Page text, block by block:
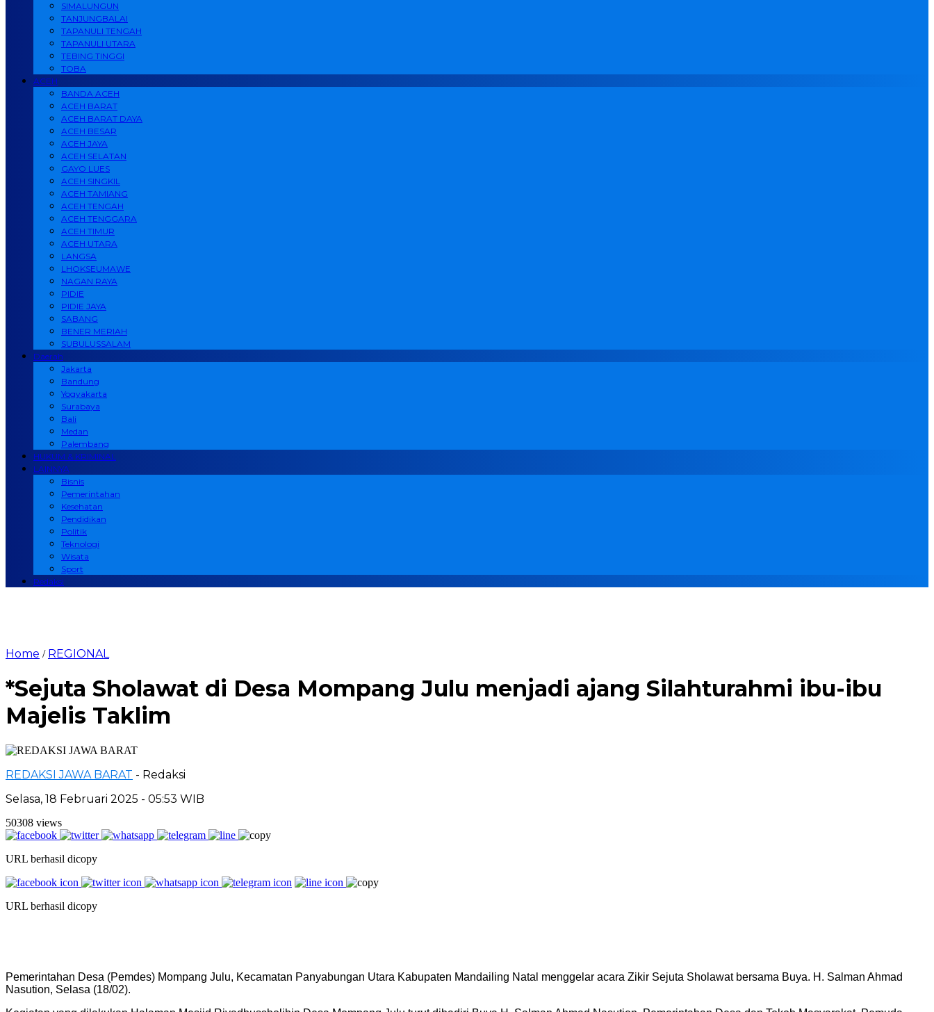
SIMALUNGUN
TANJUNGBALAI
TAPANULI TENGAH
TAPANULI UTARA
TEBING TINGGI
TOBA
ACEH
BANDA ACEH
ACEH BARAT
ACEH BARAT DAYA
ACEH BESAR
ACEH JAYA
ACEH SELATAN
GAYO LUES
ACEH SINGKIL
ACEH TAMIANG
ACEH TENGAH
ACEH TENGGARA
ACEH TIMUR
ACEH UTARA
LANGSA
LHOKSEUMAWE
NAGAN RAYA
PIDIE
PIDIE JAYA
SABANG
BENER MERIAH
SUBULUSSALAM
Daerah
Jakarta
Bandung
Yogyakarta
Surabaya
Bali
Medan
Palembang
HUKUM & KRIMINAL
LAINNYA
Bisnis
Pemerintahan
Kesehatan
Pendidikan
Politik
Teknologi
Wisata
Sport
Redaksi
Home / REGIONAL
*Sejuta Sholawat di Desa Mompang Julu menjadi ajang Silahturahmi ibu-ibu
Majelis Taklim
REDAKSI JAWA BARAT - Redaksi
Selasa, 18 Februari 2025 - 05:53 WIB
50308 views
URL berhasil dicopy
URL berhasil dicopy
Pemerintahan Desa (Pemdes) Mompang Julu, Kecamatan Panyabungan Utara Kabupaten Mandailing Natal menggelar acara Zikir Sejuta Sholawat bersama Buya. H. Salman Ahmad
Nasution, Selasa (18/02).